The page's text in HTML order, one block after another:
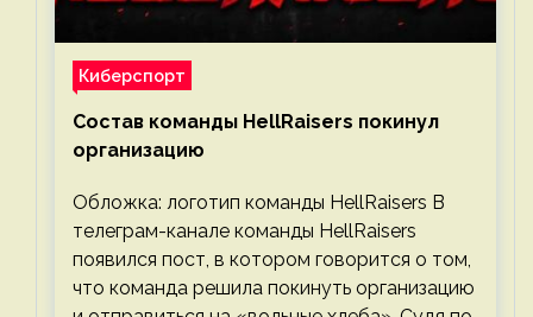
Киберспорт
Состав команды HellRaisers покинул
организацию
Обложка: логотип команды HellRaisers В
телеграм-канале команды HellRaisers
появился пост, в котором говорится о том,
что команда решила покинуть организацию